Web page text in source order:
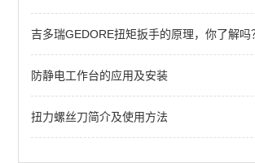
查看全部 >>
吉多瑞GEDORE扭矩扳手的原理，你了解吗
防静电工作台的应用及安装
扭力螺丝刀简介及使用方法